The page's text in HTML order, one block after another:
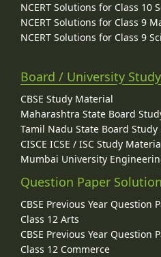
NCERT Solutions for Class 10
NCERT Solutions for Class 9
NCERT Solutions for Class 9
Board / University
CBSE Study Material
Maharashtra State Board
Tamil Nadu State Board
CISCE ICSE / ISC Study
Mumbai University
Question Paper
CBSE Previous Year Question
Class 12 Arts
CBSE Previous Year Question
Class 12 Commerce